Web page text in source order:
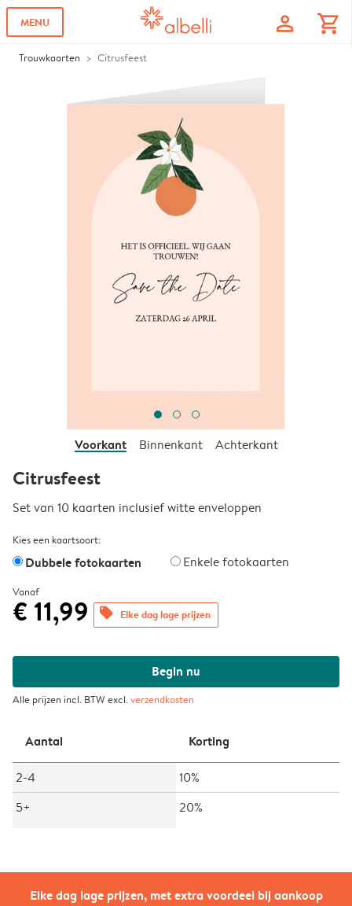
MENU profile shopping_cart
Trouwkaarten Citrusfeest
Elke dag lage prijzen, met extra voordeel bij aankoop
Voorkant Binnenkant Achterkant
Citrusfeest
Set van 10 kaarten inclusief witte enveloppen
Kies een kaartsoort:
Dubbele fotokaarten Enkele fotokaarten
Vanaf
€ 11,99 offers Elke dag lage prijzen
Begin nu
Alle prijzen incl. BTW excl.verzendkosten
Aantal Korting
2-4
10%
5+
20%